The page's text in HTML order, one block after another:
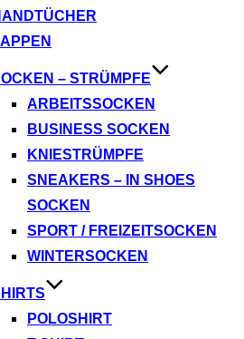
– STRÜMPFE
ARBEITSSOCKEN
BUSINESS SOCKEN
KNIESTRÜMPFE
SNEAKERS – IN SHOES
SOCKEN
SPORT / FREIZEITSOCKEN
WINTERSOCKEN
POLOSHIRT